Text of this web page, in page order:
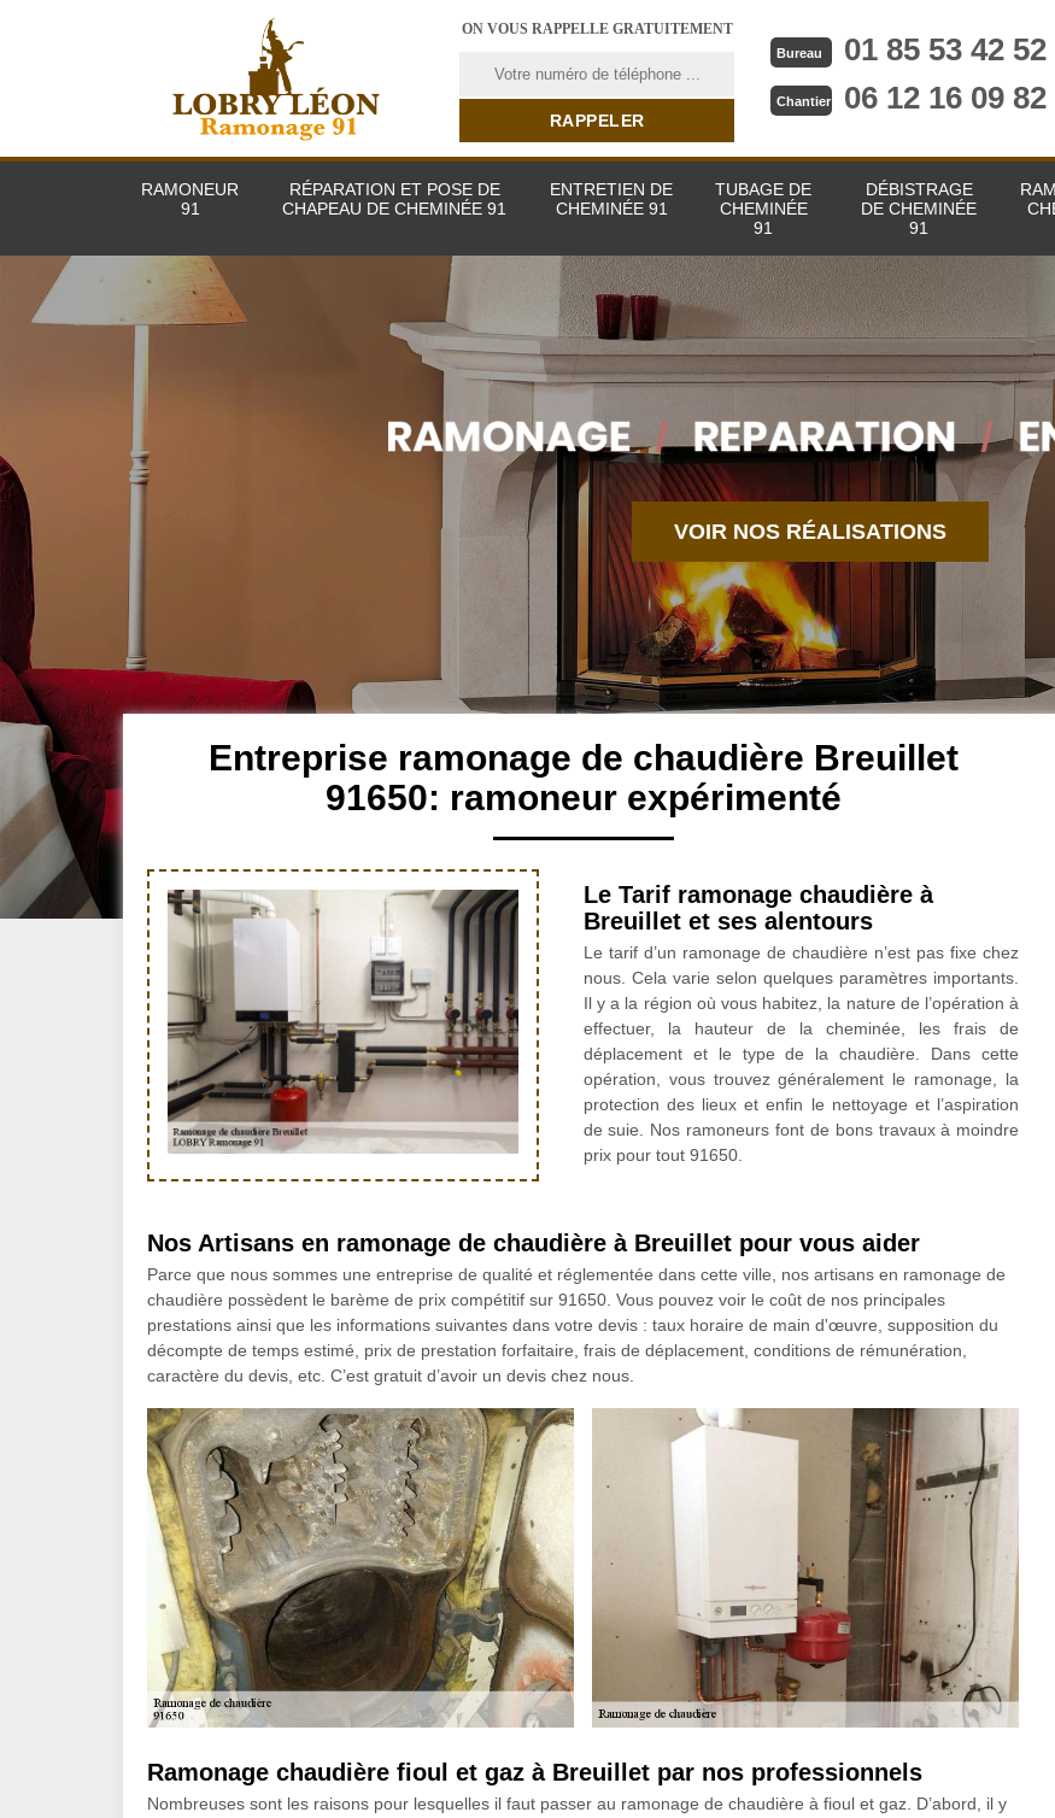
ON VOUS RAPPELLE GRATUITEMENT
Bureau 01 85 53 42 52
Chantier 06 12 16 09 82
RAMONEUR
91
RÉPARATION ET POSE DE
CHAPEAU DE CHEMINÉE 91
ENTRETIEN DE
CHEMINÉE 91
TUBAGE DE
CHEMINÉE
91
DÉBISTRAGE
DE CHEMINÉE
91
VOIR NOS RÉALISATIONS
Entreprise ramonage de chaudière Breuillet
91650: ramoneur expérimenté
Le Tarif ramonage chaudière à
Breuillet et ses alentours
Le tarif d’un ramonage de chaudière n’est pas fixe chez
nous. Cela varie selon quelques paramètres importants.
Il y a la région où vous habitez, la nature de l’opération à
effectuer, la hauteur de la cheminée, les frais de
déplacement et le type de la chaudière. Dans cette
opération, vous trouvez généralement le ramonage, la
protection des lieux et enfin le nettoyage et l’aspiration
de suie. Nos ramoneurs font de bons travaux à moindre
prix pour tout 91650.
Nos Artisans en ramonage de chaudière à Breuillet pour vous aider
Parce que nous sommes une entreprise de qualité et réglementée dans cette ville, nos artisans en ramonage de
chaudière possèdent le barème de prix compétitif sur 91650. Vous pouvez voir le coût de nos principales
prestations ainsi que les informations suivantes dans votre devis : taux horaire de main d'œuvre, supposition du
décompte de temps estimé, prix de prestation forfaitaire, frais de déplacement, conditions de rémunération,
caractère du devis, etc. C’est gratuit d’avoir un devis chez nous.
Ramonage chaudière fioul et gaz à Breuillet par nos professionnels
Nombreuses sont les raisons pour lesquelles il faut passer au ramonage de chaudière à fioul et gaz. D’abord, il y